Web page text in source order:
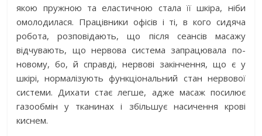
якою пружною та еластичною стала її шкіра, ніби
омолодилася. Працівники офісів і ті, в кого сидяча
робота, розповідають, що після сеансів масажу
відчувають, що нервова система запрацювала по-
новому, бо, й справді, нервові закінчення, що є у
шкірі, нормалізують функціональний стан нервової
системи. Дихати стає легше, адже масаж посилює
газообмін у тканинах і збільшує насичення крові
киснем.